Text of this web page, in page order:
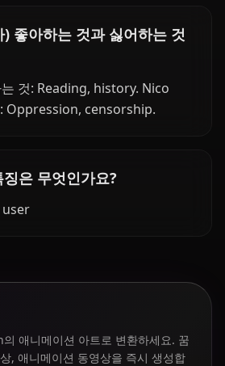
좋아하는 것과 싫어하는 것
것: Reading, history. Nico
Oppression, censorship.
은 무엇인가요?
user
애니메이션 아트로 변환하세요. 꿈
, 애니메이션 동영상을 즉시 생성합